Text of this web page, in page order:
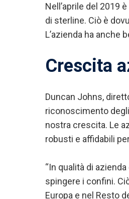
Nell’aprile del 2019
di sterline. Ciò è
L’azienda ha anche
Crescita
Duncan Johns,
riconoscimento
nostra crescita. Le
robusti e affidabili
“In qualità di
spingere i confini.
Europa e nel Resto